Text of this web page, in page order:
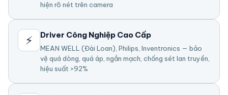
hiện rõ nét trên camera
⚡ Driver Công Nghiệp Cao Cấp
MEAN WELL (Đài Loan), Philips, Inventronics — bảo
vệ quá dòng, quá áp, ngắn mạch, chống sét lan truyền,
hiệu suất >92%